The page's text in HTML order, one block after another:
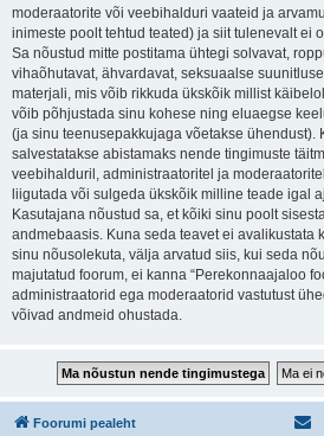
moderaatorite või veebihalduri vaateid ja
inimeste poolt tehtud teated) ja siit tulenevalt ei
Sa nõustud mitte postitama ühtegi solvavat,
vihaõhutavat, ähvardavat, seksuaalse
materjali, mis võib rikkuda ükskõik millist
võib põhjustada sinu kohese ning eluaegse
(ja sinu teenusepakkujaga võetakse ühendust).
salvestatakse abistamaks nende tingimuste
veebihalduril, administraatoritel ja
liigutada või sulgeda ükskõik milline teade igal
Kasutajana nõustud sa, et kõiki sinu poolt
andmebaasis. Kuna seda teavet ei avalikustata
sinu nõusolekuta, välja arvatud siis, kui seda
majutatud foorum, ei kanna “Perekonnaajaloo
administraatorid ega moderaatorid vastutust
võivad andmeid ohustada.
Foorumi pealeht